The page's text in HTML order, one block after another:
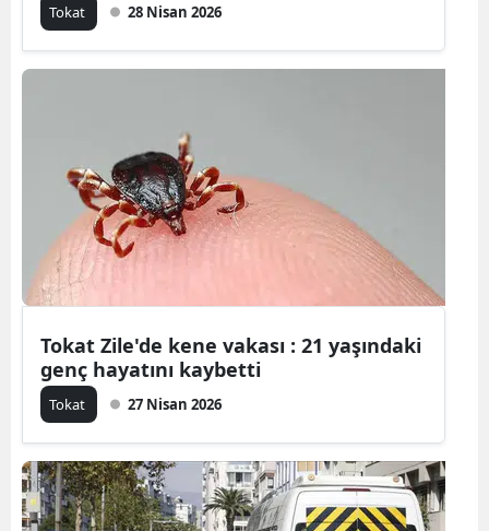
Kars
Kocaeli
Konya
Manisa
Tokat 28 Nisan 2026
Tokat Zile'de kene vakası : 21 yaşındaki
genç hayatını kaybetti
Tokat 27 Nisan 2026